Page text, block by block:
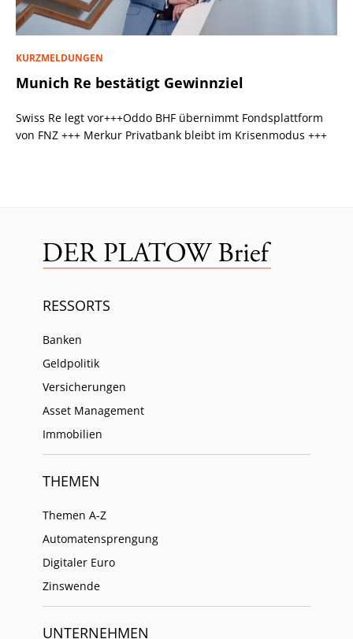
KURZMELDUNGEN
Munich Re bestätigt Gewinnziel
Swiss Re legt vor+++Oddo BHF übernimmt Fondsplattform
von FNZ +++ Merkur Privatbank bleibt im Krisenmodus +++
RESSORTS
Banken
Geldpolitik
Versicherungen
Asset Management
Immobilien
THEMEN
Themen A-Z
Automatensprengung
Digitaler Euro
Zinswende
UNTERNEHMEN